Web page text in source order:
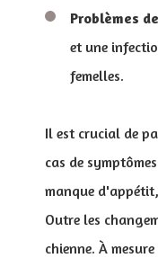
Problèmes
et une
femelles.
Il est crucial de
cas de
manque
Outre les
chienne. À